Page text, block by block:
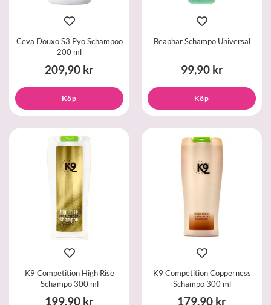
Ceva Douxo S3 Pyo Schampoo
200 ml
209,90 kr
Köp
Beaphar Schampo Universal
99,90 kr
Köp
K9 Competition High Rise
Schampo 300 ml
199,90 kr
K9 Competition Copperness
Schampo 300 ml
179,90 kr